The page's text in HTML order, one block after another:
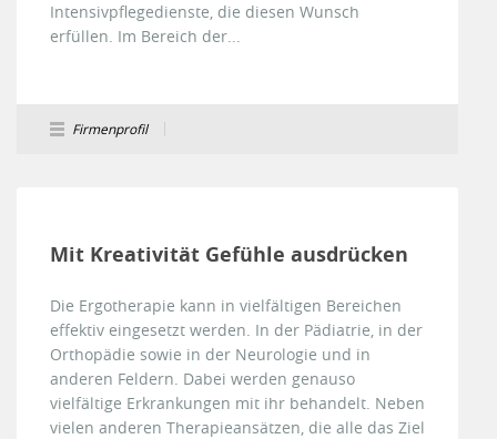
Intensivpflegedienste, die diesen Wunsch
erfüllen. Im Bereich der...
Firmenprofil
Mit Kreativität Gefühle ausdrücken
Die Ergotherapie kann in vielfältigen Bereichen
effektiv eingesetzt werden. In der Pädiatrie, in der
Orthopädie sowie in der Neurologie und in
anderen Feldern. Dabei werden genauso
vielfältige Erkrankungen mit ihr behandelt. Neben
vielen anderen Therapieansätzen, die alle das Ziel